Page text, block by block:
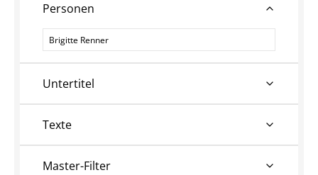
Personen
Personen
Untertitel
Texte
Master-Filter